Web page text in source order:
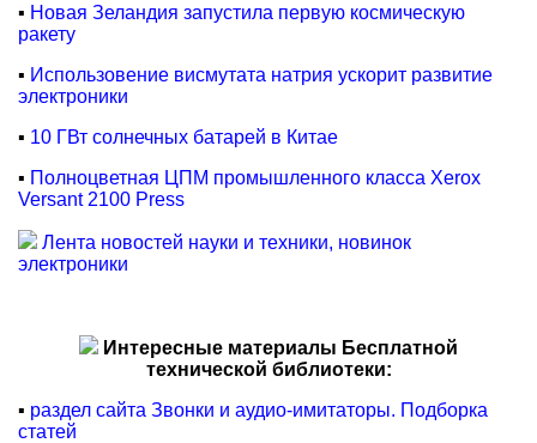
▪ Новая Зеландия запустила первую космическую
ракету
▪ Использовение висмутата натрия ускорит развитие
электроники
▪ 10 ГВт солнечных батарей в Китае
▪ Полноцветная ЦПМ промышленного класса Xerox
Versant 2100 Press
Лента новостей науки и техники, новинок
электроники
Интересные материалы Бесплатной
технической библиотеки:
▪ раздел сайта Звонки и аудио-имитаторы. Подборка
статей